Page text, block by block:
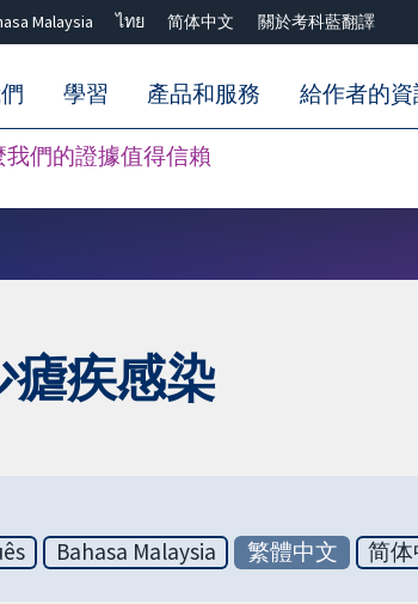
Malaysia ไทย 简体中文 關於考科藍翻譯
我們的證據值得信賴
學習 產品和服務 給作者的
瘧疾感染
Bahasa Malaysia 繁體中文 简